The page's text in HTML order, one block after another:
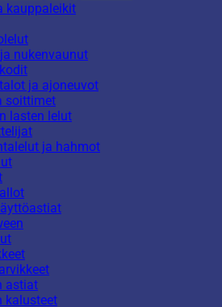
kauppaleikit
nukenvaunut
ja ajoneuvot
soittimet
lasten lelut
ja hahmot
astiat
kalusteet